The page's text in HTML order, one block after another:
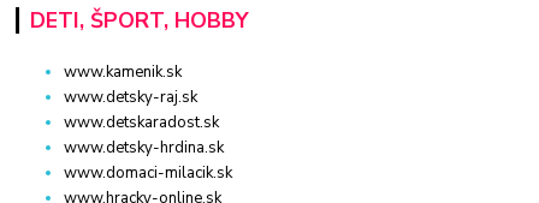
DETI, ŠPORT, HOBBY
www.kamenik.sk
www.detsky-raj.sk
www.detskaradost.sk
www.detsky-hrdina.sk
www.domaci-milacik.sk
www.hracky-online.sk